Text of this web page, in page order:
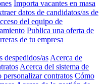
Importa vacantes en masa
datos de candidatos/as de
del equipo de
Publica una oferta de
de tu empresa
despedidos/as Acerca de
Acerca del sistema de
personalizar contratos Cómo